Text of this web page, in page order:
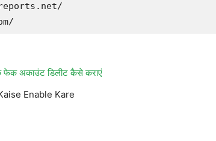
अकाउंट डिलीट कैसे कराएं
Enable Kare